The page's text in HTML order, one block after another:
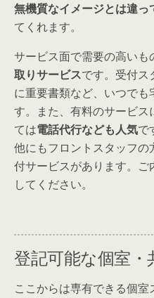
無機質なイメージとは違
てくれます。
サービス面で需要の高いも
取りサービスです。受付ス
に重要書類など、いつでも
す。また、有料のサービ
ては電話代行なども人気で
他にもフロントスタッフ
付サービスがあります。ご
してください。
登記可能な個室・
ここからは専有できる個